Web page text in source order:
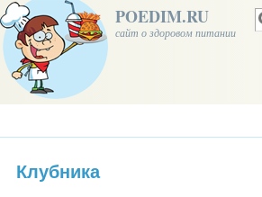
POEDIM.RU
сайт о здоровом питании
Клубника